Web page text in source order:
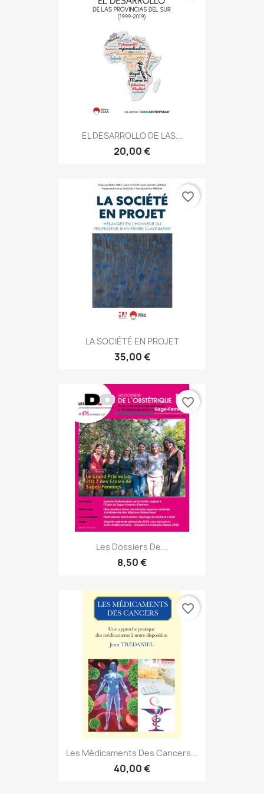
EL DESARROLLO DE LAS...
20,00 €
LA SOCIÉTÉ EN PROJET
35,00 €
favorite_border
Les Dossiers De...
8,50 €
favorite_border
Les Médicaments Des Cancers...
40,00 €
favorite_border